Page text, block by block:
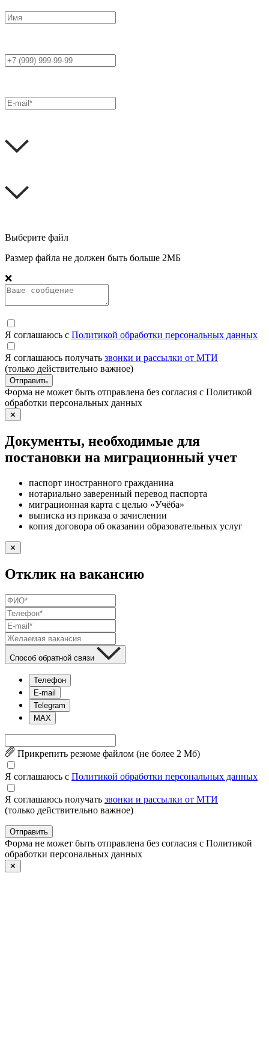
Выберите файл
Размер файла не должен быть больше 2МБ
❌
Я соглашаюсь с Политикой обработки персональных данных
Я соглашаюсь получать звонки и рассылки от МТИ
(только действительно важное)
Отправить
Форма не может быть отправлена без согласия с Политикой
обработки персональных данных
✕
Документы, необходимые для
постановки на миграционный учет
паспорт иностранного гражданина
нотариально заверенный перевод паспорта
миграционная карта с целью «Учёба»
выписка из приказа о зачислении
копия договора об оказании образовательных услуг
✕
Отклик на вакансию
Способ обратной связи
Телефон
E-mail
Telegram
MAX
Прикрепить резюме файлом (не более 2 Mб)
Я соглашаюсь с Политикой обработки персональных данных
Я соглашаюсь получать звонки и рассылки от МТИ
(только действительно важное)
Отправить
Форма не может быть отправлена без согласия с Политикой
обработки персональных данных
✕